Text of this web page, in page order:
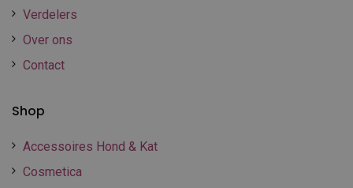
Verdelers
Over ons
Contact
Shop
Accessoires Hond & Kat
Cosmetica